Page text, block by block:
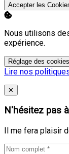
Accepter les
Nous utilisons
expérience.
Réglage des cookies
Lire nos
Close
✕
N'hésitez pas
Il me fera plaisir